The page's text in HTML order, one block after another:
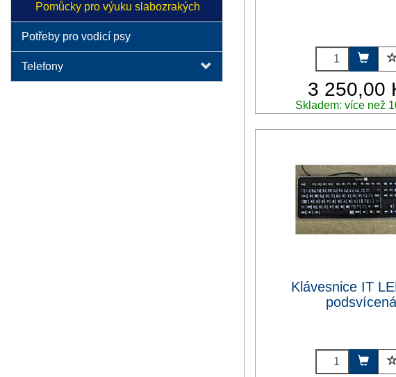
Pomůcky pro výuku slabozrakých
Potřeby pro vodicí psy
Telefony
3 250,00
Skladem: více než
Klávesnice IT
podsvícená